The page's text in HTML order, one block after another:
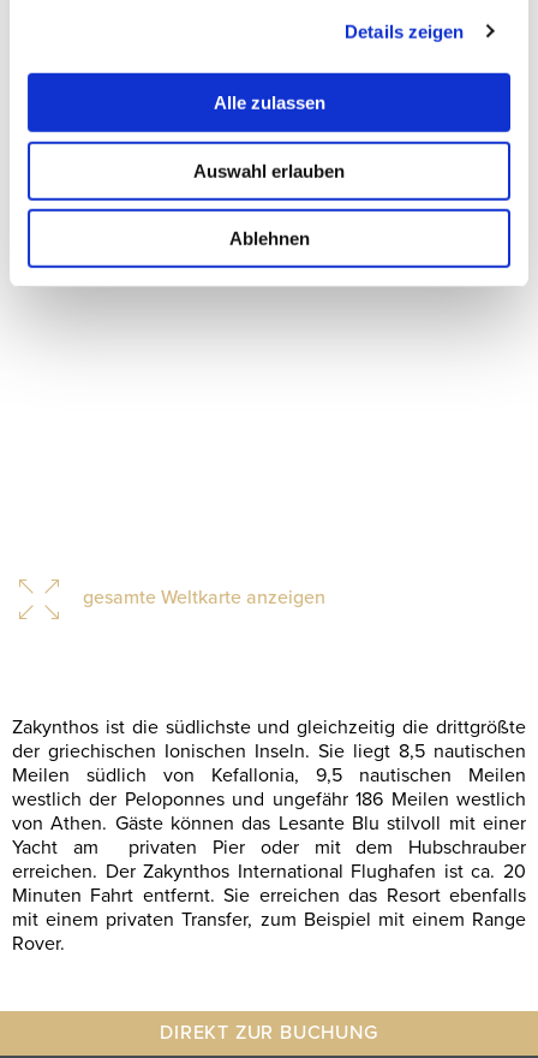
Details zeigen
Alle zulassen
Auswahl erlauben
Ablehnen
DIREKT ZUR BUCHUNG
gesamte Weltkarte anzeigen
Zakynthos ist die südlichste und gleichzeitig die drittgrößte
der griechischen Ionischen Inseln. Sie liegt 8,5 nautischen
Meilen südlich von Kefallonia, 9,5 nautischen Meilen
westlich der Peloponnes und ungefähr 186 Meilen westlich
von Athen. Gäste können das Lesante Blu stilvoll mit einer
Yacht am privaten Pier oder mit dem Hubschrauber
erreichen. Der Zakynthos International Flughafen ist ca. 20
Minuten Fahrt entfernt. Sie erreichen das Resort ebenfalls
mit einem privaten Transfer, zum Beispiel mit einem Range
Rover.